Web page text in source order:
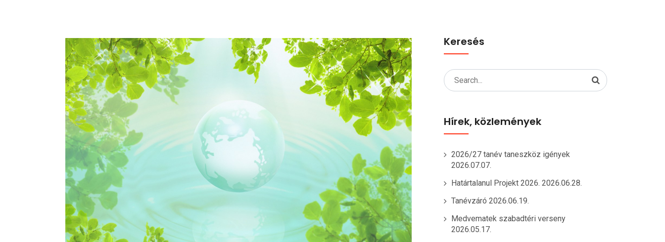
Keresés
Search
for:
Hírek, közlemények
2026/27 tanév taneszköz igények
2026.07.07.
Határtalanul Projekt 2026. 2026.06.28.
Tanévzáró 2026.06.19.
Medvematek szabadtéri verseny
2026.05.17.